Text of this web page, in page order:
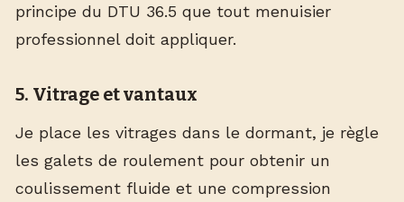
principe du DTU 36.5 que tout menuisier
professionnel doit appliquer.
5. Vitrage et vantaux
Je place les vitrages dans le dormant, je règle
les galets de roulement pour obtenir un
coulissement fluide et une compression